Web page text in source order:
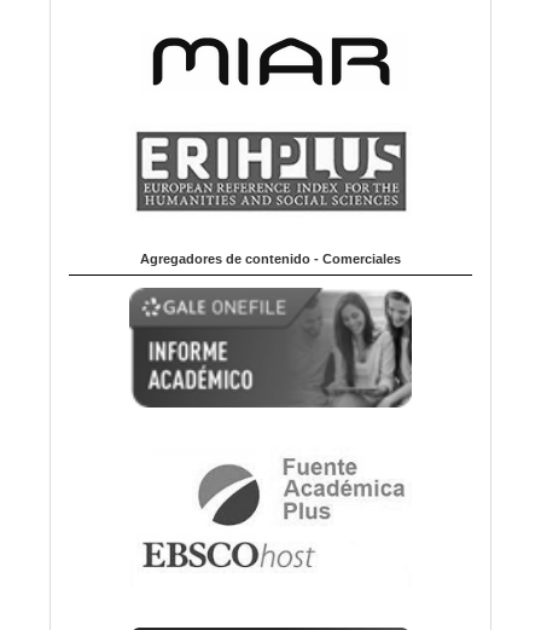
Agregadores de contenido - Comerciales